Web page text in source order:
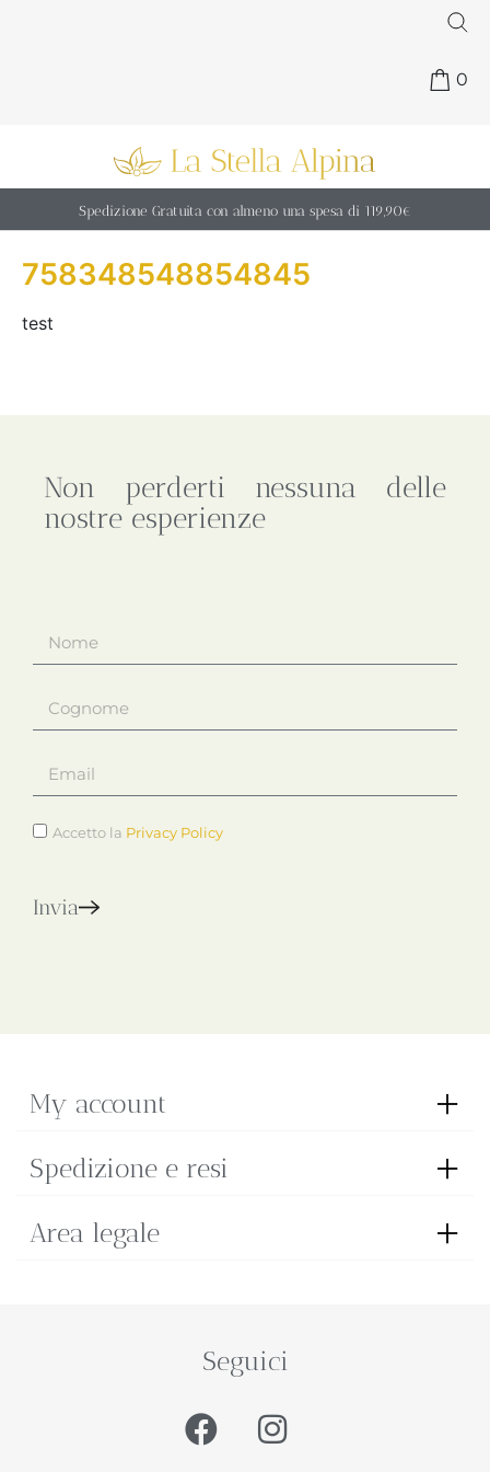
0
Spedizione Gratuita con almeno una spesa di 119,90€
758348548854845
test
Non perderti nessuna delle
nostre esperienze
Accetto la Privacy Policy
Invia
My account
Spedizione e resi
Area legale
Seguici